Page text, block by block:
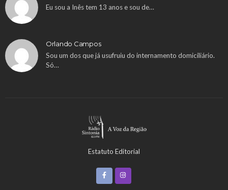
Eu sou a Inês tem 13 anos e sou de…
Orlando Campos
Sou um dos que já usufruiu do internamento domiciliário.
Só…
Estatuto Editorial